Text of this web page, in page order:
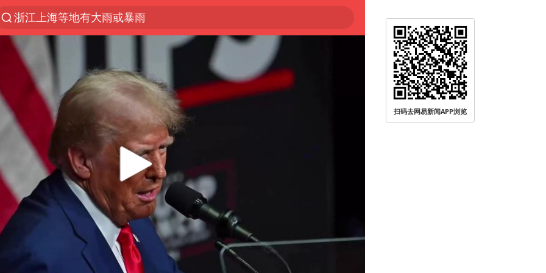
浙江上海等地有大雨或暴雨
新疆优化调整景区内自驾服务费
微信又有新功能，你可以“撤回”你的撤回了！
“新疆的交警怎么个个像我妈”
情侣平潭拍日出坠崖1死1伤
上四休三，但降薪1000元，你接受吗？
西湖突现狂风暴雨 游客瞬间被浇透
台当局重金为“台独”织“皇帝新衣”
白海豚将正面袭击贯穿浙江
《欢迎来龙餐馆》口碑
郑丽文：台湾从来没有“独立”过
扫码去网易新闻APP浏览